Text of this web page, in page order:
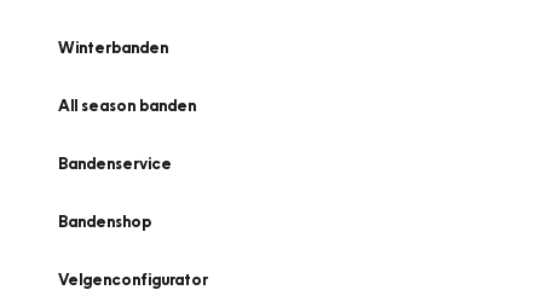
Winterbanden
All season banden
Bandenservice
Bandenshop
Velgenconfigurator